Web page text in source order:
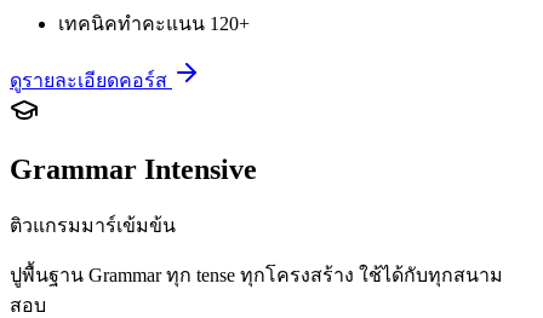
เทคนิคทำคะแนน 120+
ดูรายละเอียดคอร์ส
Grammar Intensive
ติวแกรมมาร์เข้มข้น
ปูพื้นฐาน Grammar ทุก tense ทุกโครงสร้าง ใช้ได้กับทุกสนาม
สอบ